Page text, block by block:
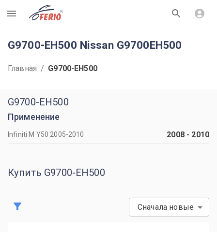
R
G9700-EH500 Nissan G9700EH500
Главная / G9700-EH500
G9700-EH500
Применение
Infiniti M Y50 2005-2010 2008- 2010
Купить G9700-EH500
Сначала новые